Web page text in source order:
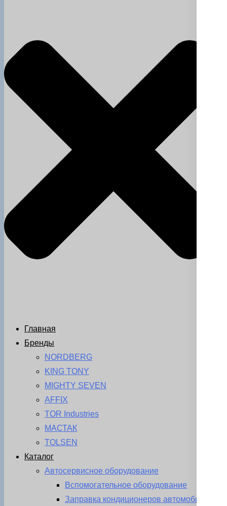
Главная
Бренды
NORDBERG
KING TONY
MIGHTY SEVEN
AFFIX
TOR Industries
МАСТАК
TOLSEN
Каталог
Автосервисное оборудование
Вспомогательное оборудование
Заправка кондиционеров автомобиля